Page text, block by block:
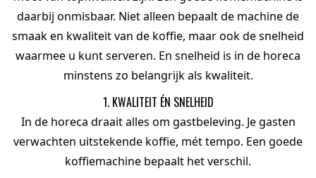
daarbij onmisbaar. Niet alleen bepaalt de machine de
smaak en kwaliteit van de koffie, maar ook de snelheid
waarmee u kunt serveren. En snelheid is in de horeca
minstens zo belangrijk als kwaliteit.
1. KWALITEIT ÉN SNELHEID
In de horeca draait alles om gastbeleving. Je gasten
verwachten uitstekende koffie, mét tempo. Een goede
koffiemachine bepaalt het verschil.